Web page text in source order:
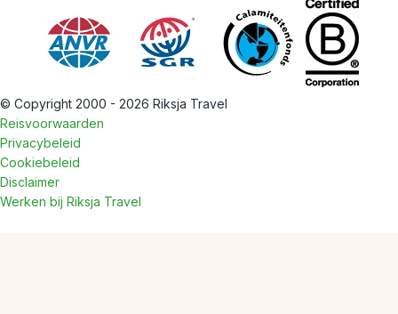
© Copyright 2000 - 2026 Riksja Travel
Reisvoorwaarden
Privacybeleid
Cookiebeleid
Disclaimer
Werken bij Riksja Travel